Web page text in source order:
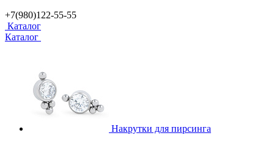
+7(980)122-55-55
Каталог
Каталог
Накрутки для пирсинга